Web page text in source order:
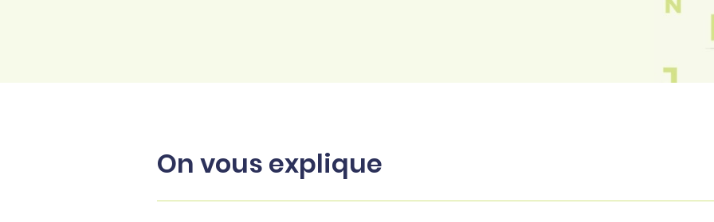
On vous explique